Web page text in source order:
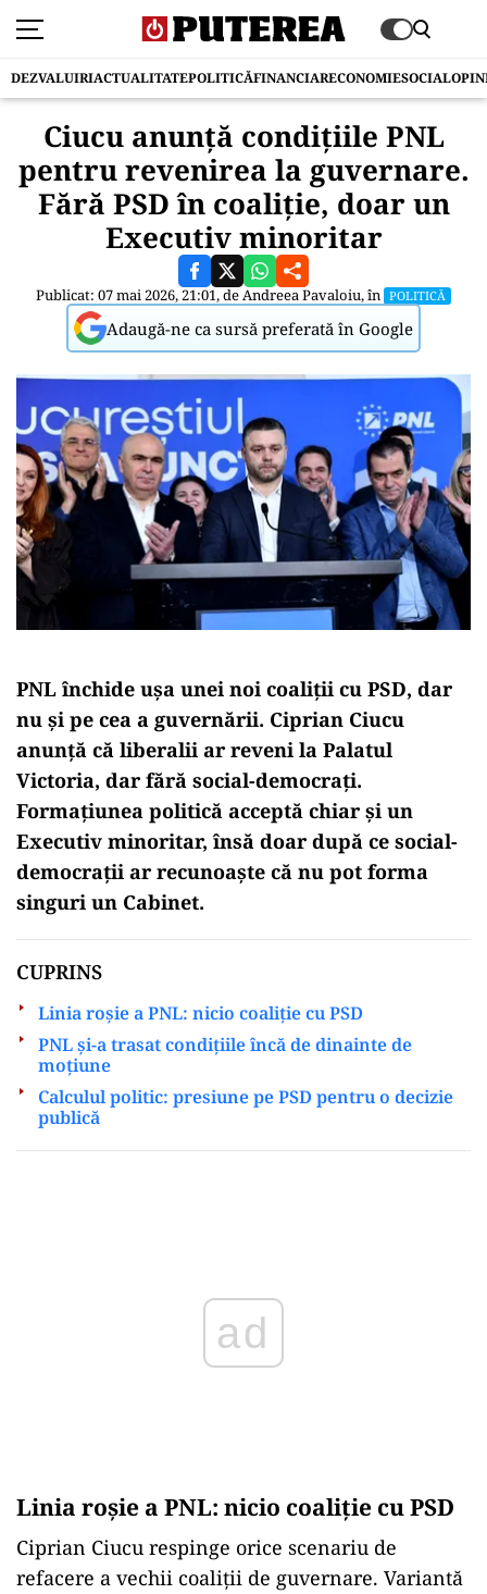
DEZVALUIRIACTUALITATEPOLITICĂFINANCIARECONOMIESOCIAL
Ciucu anunță condițiile PNL
pentru revenirea la guvernare.
Fără PSD în coaliție, doar un
Executiv minoritar
Publicat: 07 mai 2026, 21:01, deAndreea Pavaloiu, în POLITICĂ
Adaugă-ne ca sursă preferată în Google
PNL închide ușa unei noi coaliții cu PSD, dar
nu și pe cea a guvernării. Ciprian Ciucu
anunță că liberalii ar reveni la Palatul
Victoria, dar fără social-democrați.
Formațiunea politică acceptă chiar și un
Executiv minoritar, însă doar după ce social-
democrații ar recunoaște că nu pot forma
singuri un Cabinet.
CUPRINS
Linia roșie a PNL: nicio coaliție cu PSD
PNL și-a trasat condițiile încă de dinainte de
moțiune
Calculul politic: presiune pe PSD pentru o decizie
publică
Linia roșie a PNL: nicio coaliție cu PSD
Ciprian Ciucu respinge orice scenariu de
refacere a vechii coaliții de guvernare. Variantă